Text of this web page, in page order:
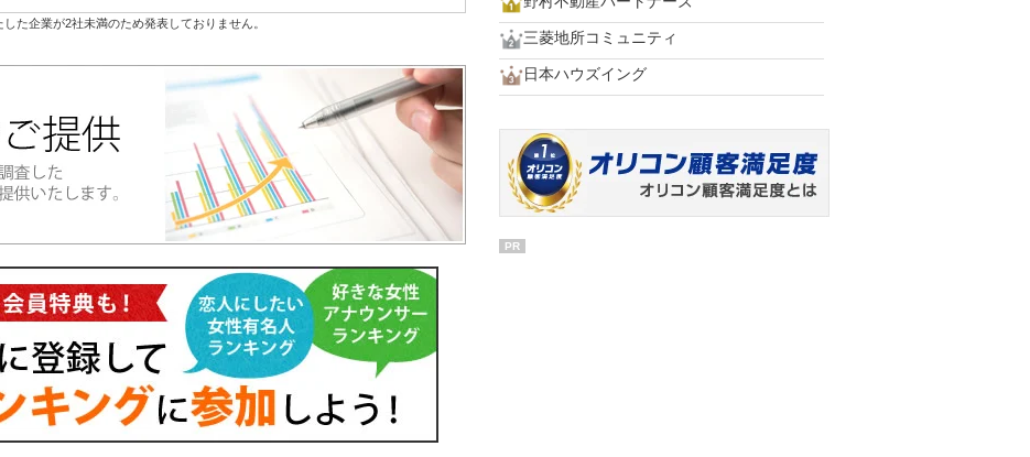
た企業が2社未満のため発表しておりません。
三菱地所コミュニティ
日本ハウズイング
PR